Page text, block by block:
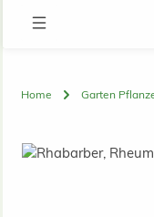
Home Garten
Bildergalerie